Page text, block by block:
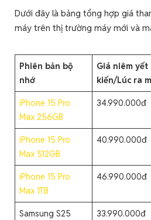
Dưới đây là bảng tổng hợp giá
máy trên thị trường máy mới và
Phiên bản bộ
nhớ
Giá niêm yết
kiến/Lúc ra
iPhone 15 Pro
Max 256GB
34.990.000đ
iPhone 15 Pro
Max 512GB
40.990.000đ
iPhone 15 Pro
Max 1TB
46.990.000đ
Samsung S25
33.990.000đ